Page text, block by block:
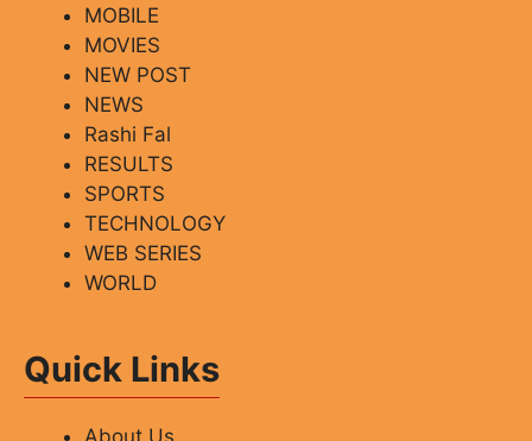
MOBILE
MOVIES
NEW POST
NEWS
Rashi Fal
RESULTS
SPORTS
TECHNOLOGY
WEB SERIES
WORLD
Quick Links
About Us